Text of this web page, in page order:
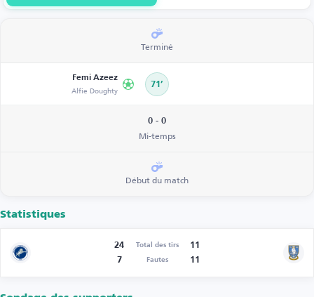
Terminé
Femi Azeez
Alfie Doughty 71’
0 - 0
Mi-temps
Début du match
Statistiques
24 Total des tirs
11
7
Fautes 11